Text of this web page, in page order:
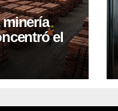
minería
el
de las
enero